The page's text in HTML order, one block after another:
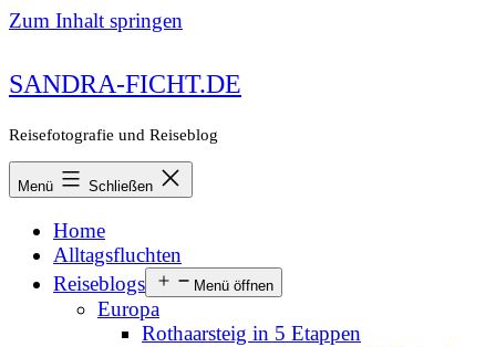
Zum Inhalt springen
SANDRA-FICHT.DE
Reisefotografie und Reiseblog
Menü Schließen
Home
Alltagsfluchten
Reiseblogs
Menü öffnen
Europa
Rothaarsteig in 5 Etappen